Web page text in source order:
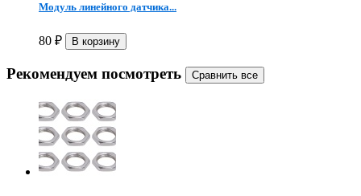
Модуль линейного датчика...
80 ₽
Рекомендуем посмотреть